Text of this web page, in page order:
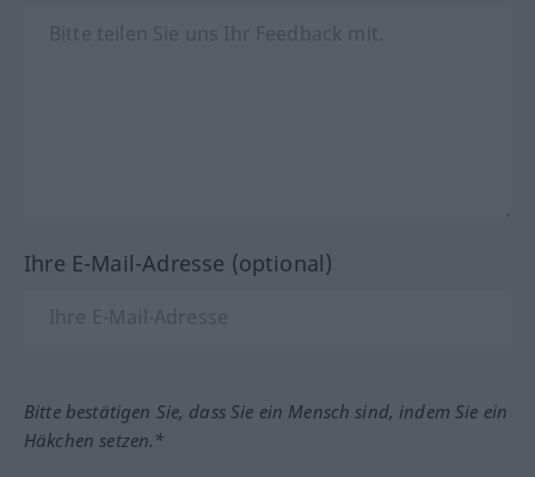
Ihre E-Mail-Adresse (optional)
Bitte bestätigen Sie, dass Sie ein Mensch sind, indem Sie ein
Häkchen setzen.*